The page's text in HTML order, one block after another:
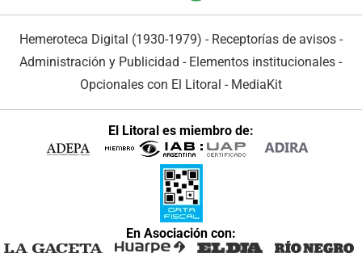
Hemeroteca Digital (1930-1979) - Receptorías de avisos -
Administración y Publicidad - Elementos institucionales -
Opcionales con El Litoral - MediaKit
El Litoral es miembro de:
En Asociación con: